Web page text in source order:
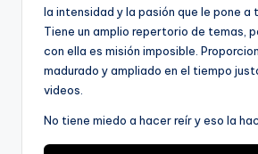
la intensidad y la pasión que le pone a
Tiene un amplio repertorio de temas,
con ella es misión imposible.
madurado y ampliado en el tiempo
videos.
No tiene miedo a hacer reír y eso la